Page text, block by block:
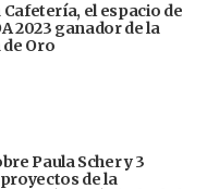
Cafetería, el espacio de
2023 ganador de la
Oro
Paula Scher y 3
de la